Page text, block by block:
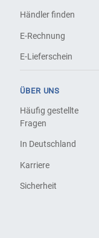
Händler finden
E-Rechnung
E-Lieferschein
ÜBER UNS
Häufig gestellte
Fragen
In Deutschland
Karriere
Sicherheit